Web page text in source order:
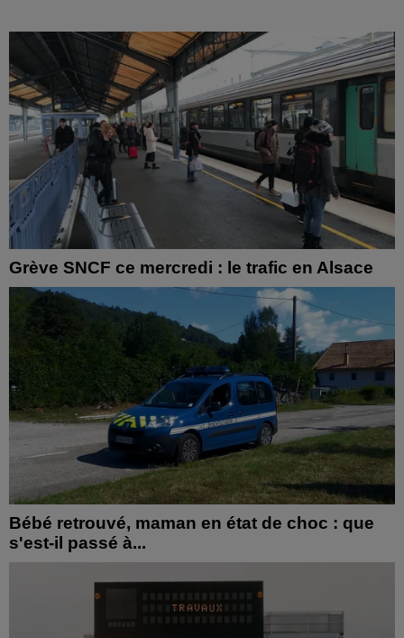
Grève SNCF ce mercredi : le trafic en Alsace
Bébé retrouvé, maman en état de choc : que
s'est-il passé à...